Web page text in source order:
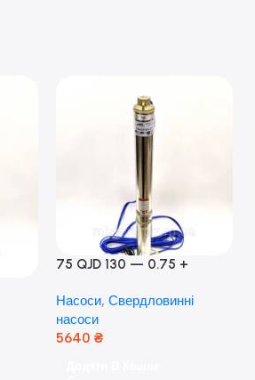
75 QJD 130 — 0.75 +
Насоси, Свердловинні
насоси
5640 ₴